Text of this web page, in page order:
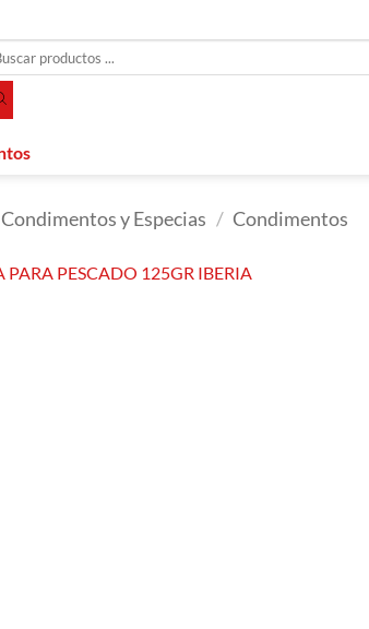
Condimentos y Especias / Condimentos